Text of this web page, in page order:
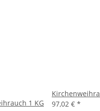
1 KG
97,02 € *